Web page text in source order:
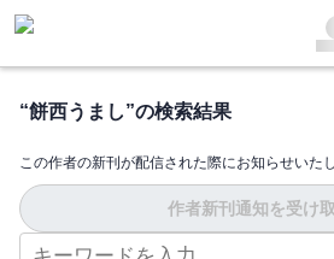
“餅西うまし”の検索結果
この作者の新刊が配信された際にお知らせいたし
作者新刊通知を受け